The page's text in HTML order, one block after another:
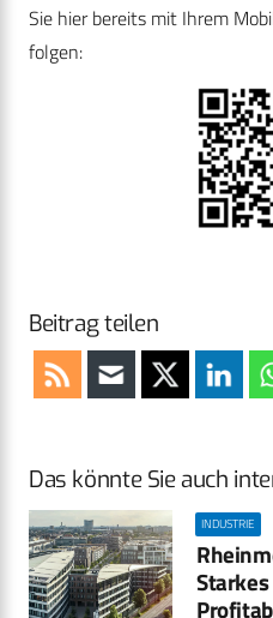
Sie hier bereits mit Ihrem
folgen:
Beitrag teilen
Das könnte Sie auch
INDUSTRIE